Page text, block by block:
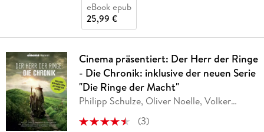
eBook epub
25,99 €
Cinema präsentiert: Der Herr der Ringe
- Die Chronik: inklusive der neuen Serie
"Die Ringe der Macht"
Philipp Schulze, Oliver Noelle, Volker
(3)